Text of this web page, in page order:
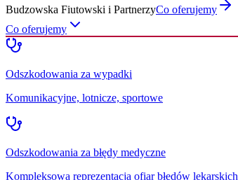
Budzowska Fiutowski i PartnerzyCo oferujemy
Co oferujemy
Odszkodowania za wypadki
Komunikacyjne, lotnicze, sportowe
Odszkodowania za błędy medyczne
Kompleksowa reprezentacja ofiar błędów lekarskich